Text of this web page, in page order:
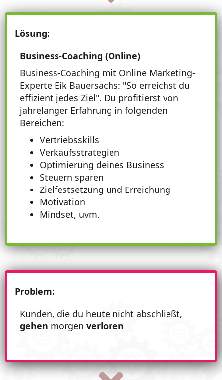
Lösung:
Business-Coaching (Online)
Business-Coaching mit Online Marketing-
Experte Eik Bauersachs: "So erreichst du
effizient jedes Ziel". Du profitierst von
jahrelanger Erfahrung in folgenden
Bereichen:
Vertriebsskills
Verkaufsstrategien
Optimierung deines Business
Steuern sparen
Zielfestsetzung und Erreichung
Motivation
Mindset, uvm.
Problem:
Kunden, die du heute nicht abschließt,
gehen morgen verloren